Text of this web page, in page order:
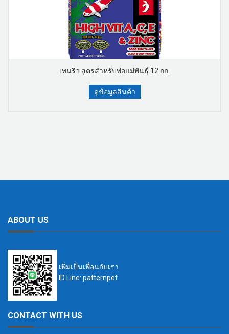
เทนริว สูตรสำหรับพ่อแม่พันธุ์ 12 กก.
ดูข้อมูลสินค้า
ABOUT US
เพิ่มเป็นเพื่อนกับเรา
ID Line: patternpet
CONTACT WITH US